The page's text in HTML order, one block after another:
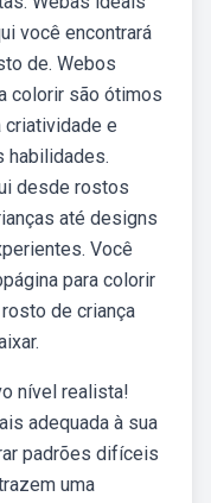
você encontrará
de. Webos
colorir são ótimos
criatividade e
habilidades.
desde rostos
até designs
Você
para colorir
de criança
nível realista!
adequada à sua
padrões difíceis
uma